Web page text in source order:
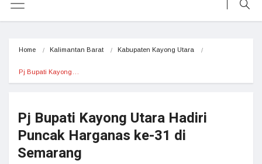
Home Kalimantan Barat Kabupaten Kayong Utara
Pj Bupati Kayong…
Pj Bupati Kayong Utara Hadiri
Puncak Harganas ke-31 di
Semarang